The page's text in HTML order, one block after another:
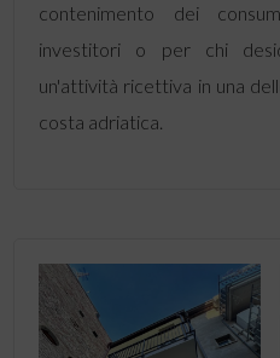
contenimento dei
investitori o per chi
un'attività ricettiva in una
costa adriatica.